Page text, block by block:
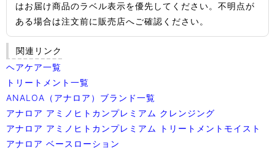
はお届け商品のラベル表示を優先してください。不明点が
ある場合は注文前に販売店へご確認ください。
関連リンク
ヘアケア一覧
トリートメント一覧
ANALOA（アナロア）ブランド一覧
アナロア アミノヒトカンプレミアム クレンジング
アナロア アミノヒトカンプレミアム トリートメントモイスト
アナロア ベースローション